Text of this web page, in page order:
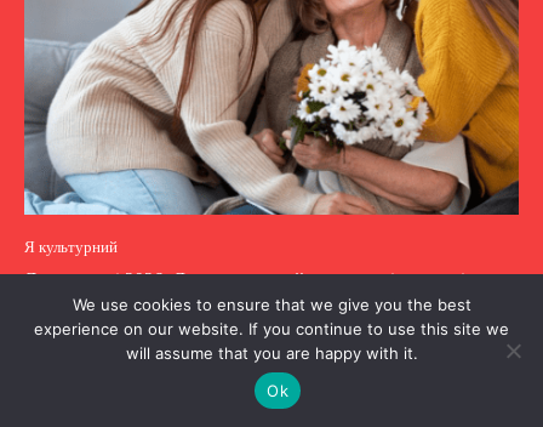
Я культурний
День матері 2026: Як створити найзворушливіше привітання,
яке збере тисячі переглядів і подяки
We use cookies to ensure that we give you the best
experience on our website. If you continue to use this site we
will assume that you are happy with it.
Ok